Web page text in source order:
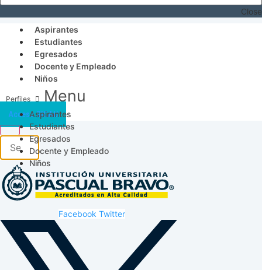
Close
Aspirantes
Estudiantes
Egresados
Docente y Empleado
Niños
Menu
Aspirantes
Estudiantes
Egresados
Docente y Empleado
Niños
Acceso SICAU
Facebook Twitter